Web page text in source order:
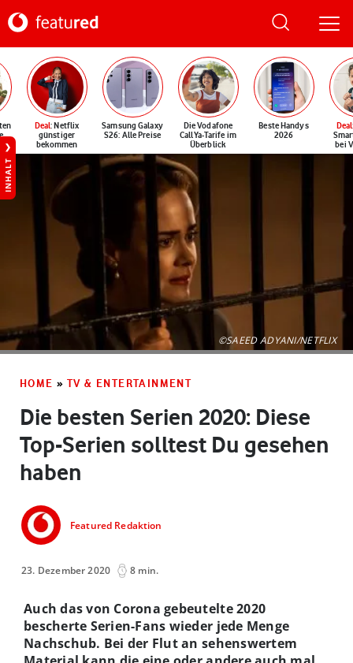
Deal: Netflix
günstiger
bekommen
Samsung Galaxy
S26: Alle Preise
Die Vodafone
CallYa-Tarife im
Überblick
Beste Handys
2026
Deal
bei
INHALT
©SAEED ADYANI/NETFLIX
HOME » TV & ENTERTAINMENT
Die besten Serien 2020: Diese
Top-Serien solltest Du gesehen
haben
Featured Redaktion
23. Dezember 2020 8 min.
Auch das von Corona gebeutelte 2020
bescherte Serien-Fans wieder jede Menge
Nachschub. Bei der Flut an sehenswertem